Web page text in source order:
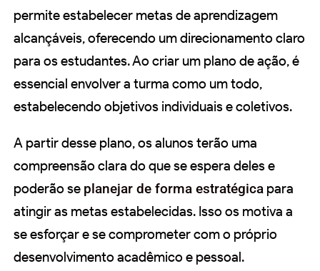
permite estabelecer metas de aprendizagem
alcançáveis, oferecendo um direcionamento claro
para os estudantes. Ao criar um plano de ação, é
essencial envolver a turma como um todo,
estabelecendo objetivos individuais e coletivos.
A partir desse plano, os alunos terão uma
compreensão clara do que se espera deles e
poderão se planejar de forma estratégica para
atingir as metas estabelecidas. Isso os motiva a
se esforçar e se comprometer com o próprio
desenvolvimento acadêmico e pessoal.